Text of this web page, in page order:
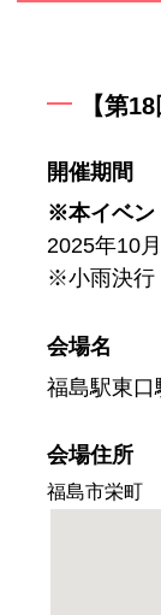
【第
開催期間
※本イベン
2025年10
※小雨決行
会場名
福島駅東口
会場住所